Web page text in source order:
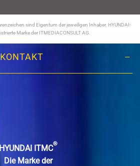
sind Eigentum der jeweiligen Inhaber. HYUNDAI-
Marke der ITMEDIACONSULT AG.
KONTAKT
HYUNDAI ITMC®
Die Marke der